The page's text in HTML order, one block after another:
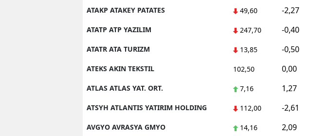
ATAKP ATAKEY PATATES 49,60 -2,27
ATATP ATP YAZILIM 247,70 -0,40
ATATR ATA TURIZM 13,85 -0,50
ATEKS AKIN TEKSTIL 102,50 0,00
ATLAS ATLAS YAT. ORT. 7,16 1,27
ATSYH ATLANTIS YATIRIM HOLDING 112,00 -2,61
AVGYO AVRASYA GMYO 14,16 2,09